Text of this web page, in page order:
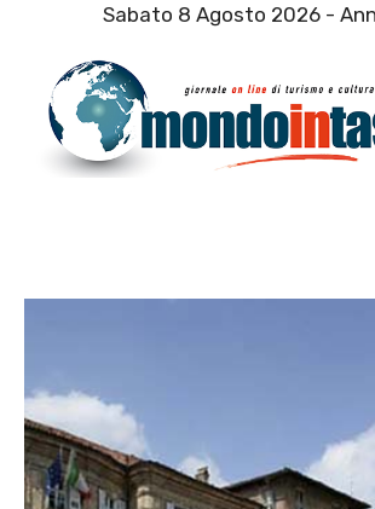
contenuto
Sabato 8 Agosto 2026 -